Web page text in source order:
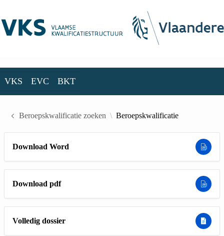
VKS EVC BKT
Beroepskwalificatie zoeken Beroepskwalificatie
Download Word
Download pdf
Volledig dossier